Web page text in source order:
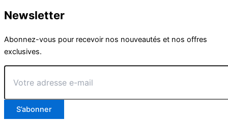
Newsletter
Abonnez-vous pour recevoir nos nouveautés et nos offres
exclusives.
Votre
adresse
mail
S’abonner